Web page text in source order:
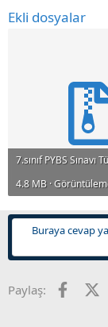
Ekli dosyalar
4.8 MB ·
Buraya cevap
Paylaş: